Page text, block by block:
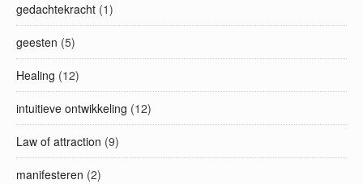
gedachtekracht (1)
geesten (5)
Healing (12)
intuitieve ontwikkeling (12)
Law of attraction (9)
manifesteren (2)